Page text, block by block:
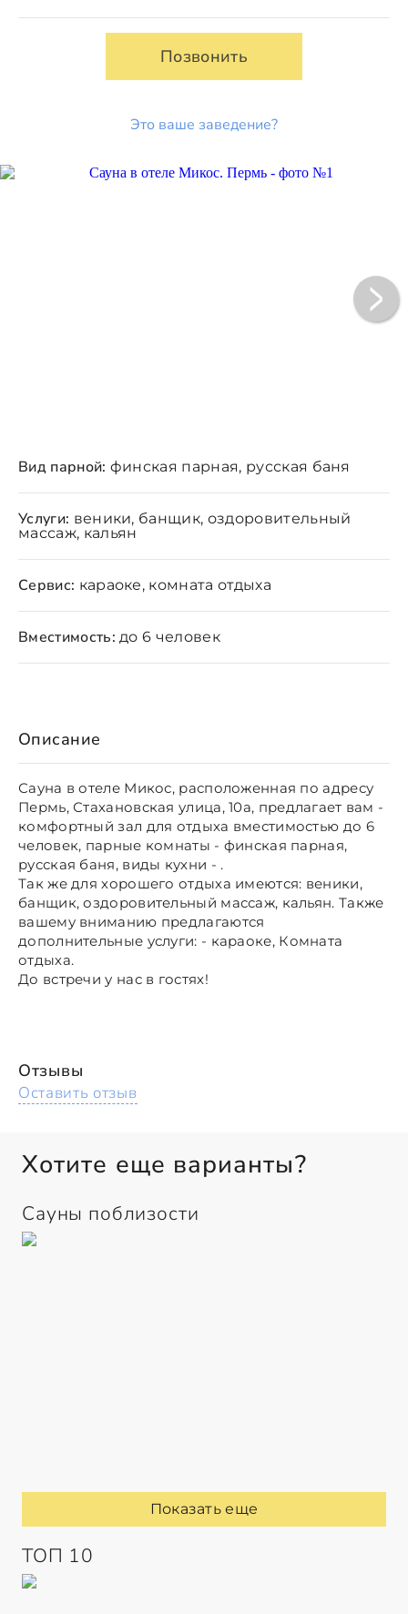
Позвонить
Это ваше заведение?
Описание
Сауна в отеле Микос, расположенная по адресу
Пермь, Стахановская улица, 10а, предлагает вам -
комфортный зал для отдыха вместимостью до 6
человек, парные комнаты - финская парная,
русская баня, виды кухни - .
Так же для хорошего отдыха имеются: веники,
банщик, оздоровительный массаж, кальян. Также
вашему вниманию предлагаются
дополнительные услуги: - караоке, Комната
отдыха.
До встречи у нас в гостях!
Вид парной: финская парная, русская баня
Услуги: веники, банщик, оздоровительный
массаж, кальян
Сервис: караоке, комната отдыха
Вместимость: до 6 человек
Отзывы
Оставить отзыв
Хотите еще варианты?
Сауны поблизости
Показать еще
ТОП 10